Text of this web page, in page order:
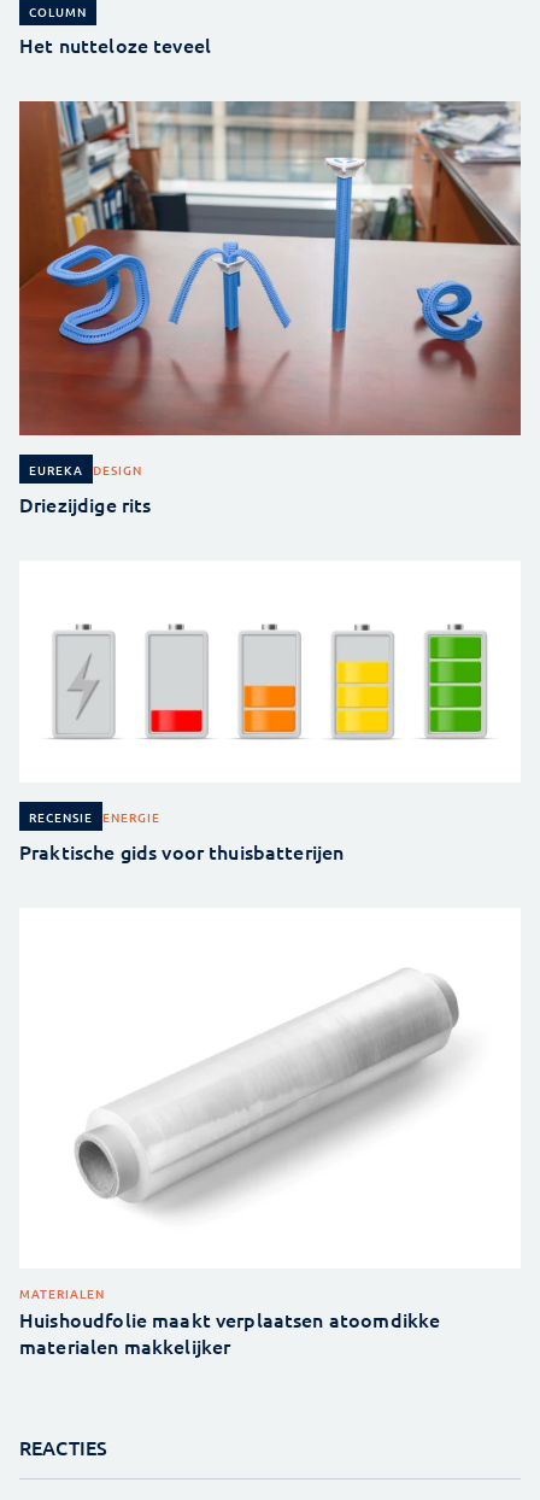
COLUMN
Het nutteloze teveel
EUREKA DESIGN
Driezijdige rits
RECENSIE ENERGIE
Praktische gids voor thuisbatterijen
MATERIALEN
Huishoudfolie maakt verplaatsen atoomdikke
materialen makkelijker
REACTIES